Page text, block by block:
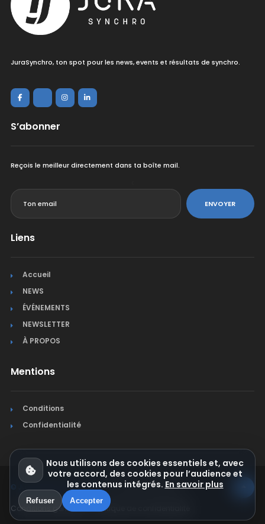
JuraSynchro, ton spot pour les news, events et résultats de synchro.
S’abonner
Reçois le meilleur directement dans ta boîte mail.
ENVOYER
Liens
Accueil
NEWS
ÉVÉNEMENTS
NEWSLETTER
À PROPOS
Mentions
Conditions
Confidentialité
© Jura Synchro 2015-2026. Tous droits réservés.
Conditions générales Politique de confidentialité
Nous utilisons des cookies essentiels et, avec
votre accord, des cookies pour l’audience et
les contenus intégrés. En savoir plus
Refuser Accepter